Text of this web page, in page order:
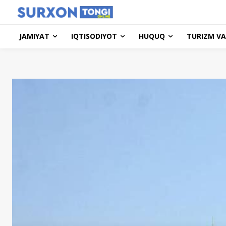
JAMIYAT IQTISODIYOT HUQUQ TURIZM